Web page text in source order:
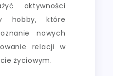
aktywności
hobby, które
nowych
relacji w
życiowym.